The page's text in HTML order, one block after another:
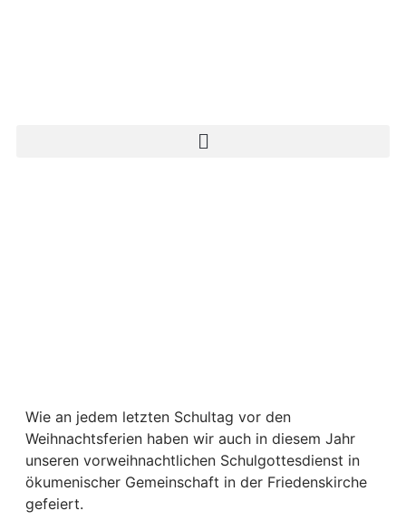
Wie an jedem letzten Schultag vor den
Weihnachtsferien haben wir auch in diesem Jahr
unseren vorweihnachtlichen Schulgottesdienst in
ökumenischer Gemeinschaft in der Friedenskirche
gefeiert.